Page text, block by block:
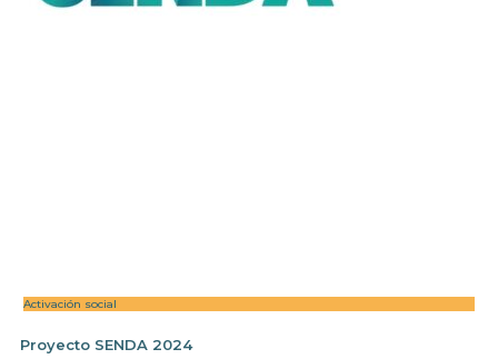
Activación social
Proyecto SENDA 2024